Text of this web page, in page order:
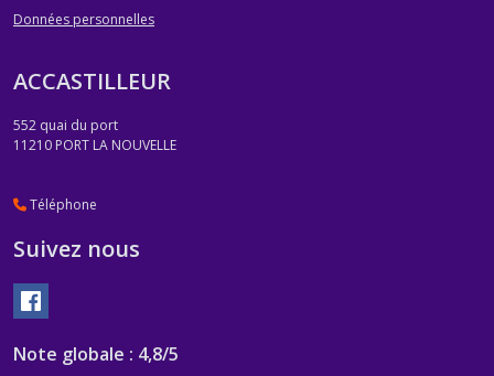
Données personnelles
ACCASTILLEUR
552 quai du port
11210 PORT LA NOUVELLE
Téléphone
Suivez nous
Note globale : 4,8/5